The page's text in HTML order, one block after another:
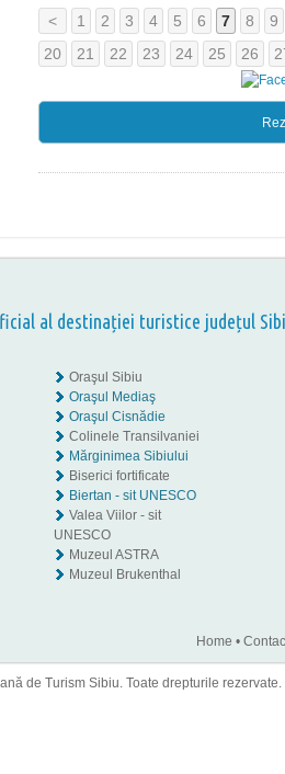
< 1 2 3 4 5 6 7 8
9
20
21 22 23 24 25 26
al destinației turistice județul
Oraşul Sibiu
Oraşul Mediaş
Oraşul Cisnădie
Colinele Transilvaniei
Mărginimea Sibiului
Biserici fortificate
Biertan - sit UNESCO
Valea Viilor - sit
UNESCO
Muzeul ASTRA
Muzeul Brukenthal
Home •
de Turism Sibiu. Toate drepturile rezervate.